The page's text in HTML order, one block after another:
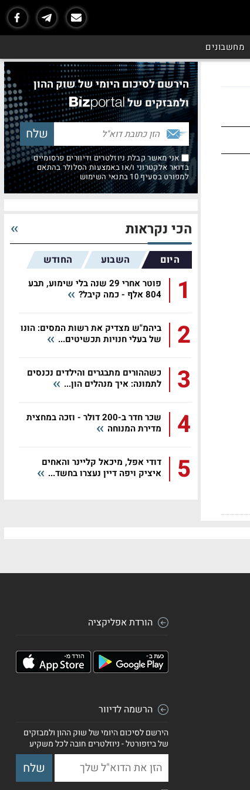
מחשבונים
הירשם לסיכום היומי של שוק ההון
ולמבזקים של
אני מאשר קבלת ניוזלטרים ודיוורים פרסומיים
בדואר אלקטרוני ו/או באמצעות הסלולר בהתאם
למפורט בסעיף 10 בתנאי השימוש
הכי נקראות
היום השבוע החודש
1
פוטר אחרי 29 שנה בלי שימוע, תבע
804 אלף - כמה קיבל?
2
ביהמ"ש מצדיק את רשות המסים: הונו
של בעלי חנויות תכשיטים...
3
כשההורים מתבגרים והילדים נכנסים
לתמונה: איך מנהלים הון...
4
שכר חדר ב-200 דולר - וזכה במחצית
מדירת המנוחה
5
דודי אפל, מיכאל קליינר והאחים
איציק ויפה דיין נעצרו בחשד...
הורדת אפליקציה
הרשמה לדיוור
הירשם לסיכום היומי של שוק ההון ולמבזקים
של ביזפורטל - ניוזלטרים חובה לכל משקיע